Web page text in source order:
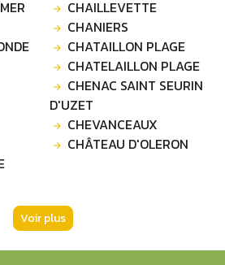
CHAILLEVETTE
CHANIERS
CHATAILLON PLAGE
CHATELAILLON PLAGE
CHENAC SAINT SEURIN
D'UZET
CHEVANCEAUX
CHÂTEAU D'OLERON
Voir plus